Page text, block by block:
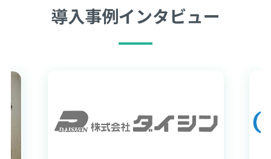
導入事例インタビュー